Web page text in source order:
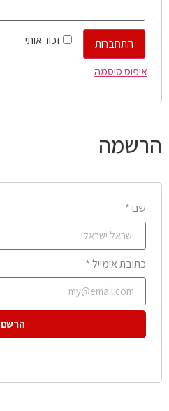
זכור אותי
התחברות
איפוס סיסמה
הרשמה
שם *
כתובת אימייל *
הרשם